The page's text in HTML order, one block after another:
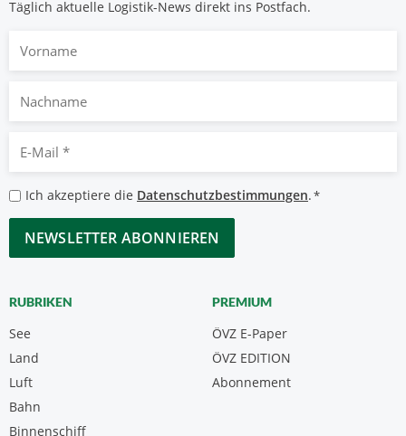
Täglich aktuelle Logistik-News direkt ins Postfach.
Nachname
Mail
Datenschutzbestimmungen
*
Ich akzeptiere die Datenschutzbestimmungen.*
CAPTCHA
RUBRIKEN
See
Land
Luft
Bahn
Binnenschiff
PREMIUM
ÖVZ E-Paper
Abonnement
ÖVZ EDITION